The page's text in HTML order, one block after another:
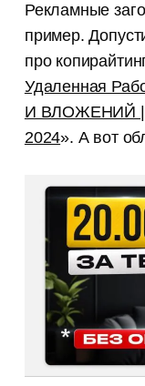
Рекламные
пример.
про
Удаленная
И ВЛОЖЕНИЙ |
2024». А вот